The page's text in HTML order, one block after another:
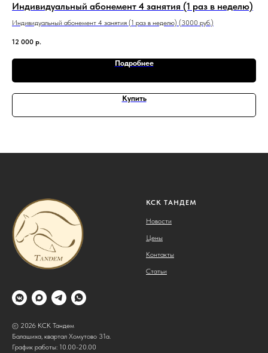
Индивидуальный абонемент 4 занятия (1 раз в неделю)
Индивидуальный абонемент 4 занятия (1 раз в неделю) (3000 руб.)
12 000 р.
Подробнее
Купить
© 2026 КСК Тандем
Балашиха, квартал Хомутово 31а.
График работы: 10.00-20.00
КСК ТАНДЕМ
Новости
Цены
Контакты
Статьи